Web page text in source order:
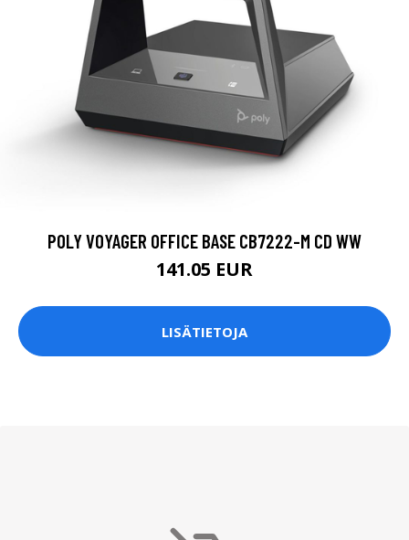
POLY VOYAGER OFFICE BASE CB7222-M CD WW
141.05 EUR
LISÄTIETOJA